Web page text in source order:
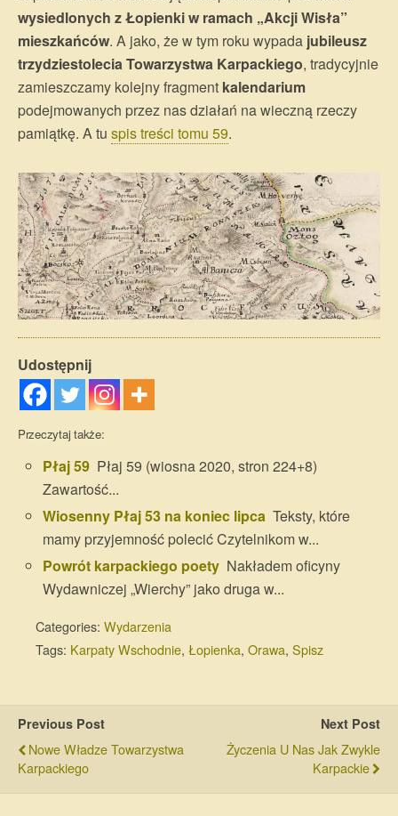
wysiedlonych z Łopienki w ramach „Akcji Wisła”
mieszkańców. A jako, że w tym roku wypada jubileusz
trzydziestolecia Towarzystwa Karpackiego, tradycyjnie
zamieszczamy kolejny fragment kalendarium
podejmowanych przez nas działań na wieczną rzeczy
pamiątkę. A tu spis treści tomu 59.
Udostępnij
Przeczytaj także:
Płaj 59 Płaj 59 (wiosna 2020, stron 224+8)
Zawartość...
Wiosenny Płaj 53 na koniec lipca Teksty, które
mamy przyjemność polecić Czytelnikom w...
Powrót karpackiego poety Nakładem oficyny
Wydawniczej „Wierchy” jako druga w...
Categories: Wydarzenia
Tags: Karpaty Wschodnie, Łopienka, Orawa, Spisz
Previous Post
Nowe Władze Towarzystwa
Karpackiego
Next Post
Życzenia U Nas Jak Zwykle
Karpackie